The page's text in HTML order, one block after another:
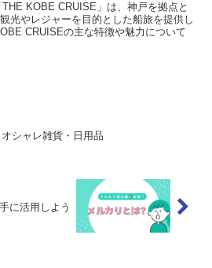
THE KOBE CRUISE」は、神戸を拠点と
光やレジャーを目的とした船旅を提供し
CRUISEの主な特徴や魅力について
オシャレ雑貨・日用品
に活用しよう